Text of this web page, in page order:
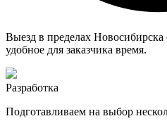
Выезд в пределах Новосибирска
удобное для заказчика время.
Разработка
Подготавливаем на выбор